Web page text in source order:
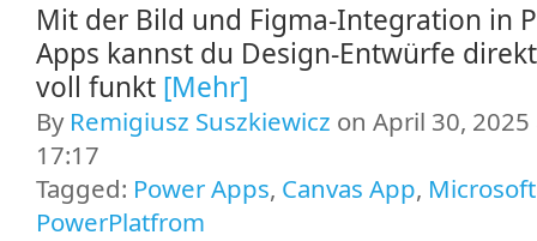
Mit der Bild und Figma-Integration in
Apps kannst du Design-Entwürfe
voll funkt [Mehr]
By Remigiusz Suszkiewicz on April 30, 2025
17:17
Tagged: Power Apps, Canvas App,
PowerPlatfrom